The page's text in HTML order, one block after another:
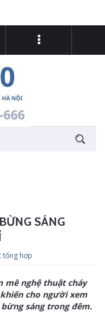
ảnh cây bừng sáng trong
SÁNG
tổng hợp
mê nghệ thuật cháy
cho người xem
sáng trong đêm.